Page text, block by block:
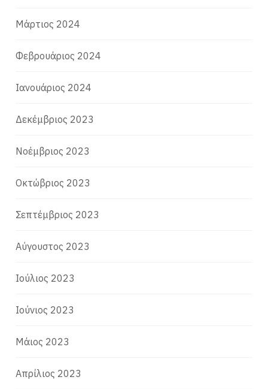
Μάρτιος 2024
Φεβρουάριος 2024
Ιανουάριος 2024
Δεκέμβριος 2023
Νοέμβριος 2023
Οκτώβριος 2023
Σεπτέμβριος 2023
Αύγουστος 2023
Ιούλιος 2023
Ιούνιος 2023
Μάιος 2023
Απρίλιος 2023